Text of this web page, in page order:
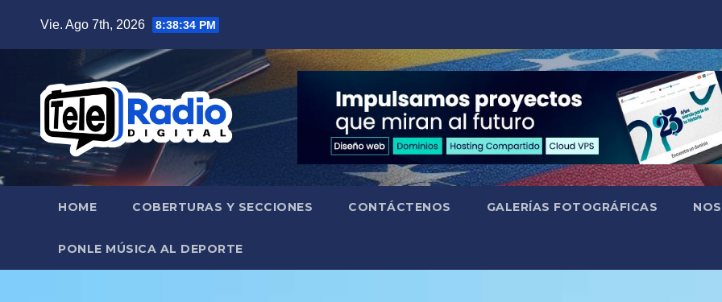
Vie. Ago 7th, 2026 8:38:36 PM
HOME COBERTURAS Y SECCIONES CONTÁCTENOS GALERÍAS FOTOGRÁFICAS
PONLE MÚSICA AL DEPORTE